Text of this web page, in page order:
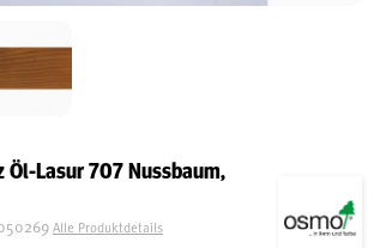
Öl-Lasur 707 Nussbaum,
Alle Produktdetails